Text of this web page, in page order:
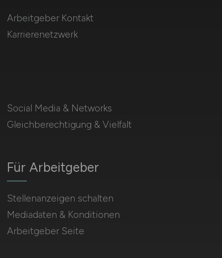
Social Media & Networks
Gleichberechtigung & Vielfalt
Für Arbeitgeber
Stellenanzeigen schalten
Mediadaten & Konditionen
Arbeitgeber Seite
Arbeitgeber Kontakt
Karrierenetzwerk